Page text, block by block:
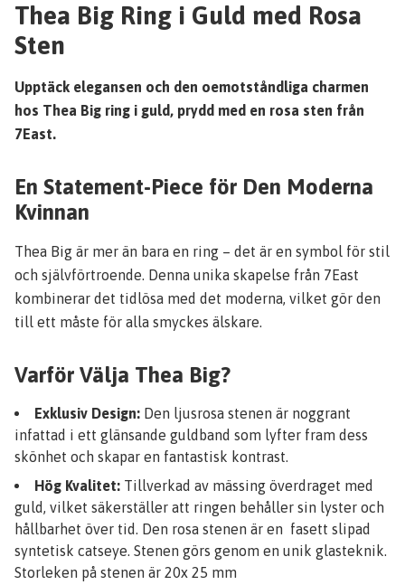
Thea Big Ring i Guld med Rosa
Sten
Upptäck elegansen och den oemotståndliga charmen
hos Thea Big ring i guld, prydd med en rosa sten från
7East.
En Statement-Piece för Den Moderna
Kvinnan
Thea Big är mer än bara en ring – det är en symbol för stil
och självförtroende. Denna unika skapelse från 7East
kombinerar det tidlösa med det moderna, vilket gör den
till ett måste för alla smyckes älskare.
Varför Välja Thea Big?
Exklusiv Design: Den ljusrosa stenen är noggrant
infattad i ett glänsande guldband som lyfter fram dess
skönhet och skapar en fantastisk kontrast.
Hög Kvalitet: Tillverkad av mässing överdraget med
guld, vilket säkerställer att ringen behåller sin lyster och
hållbarhet över tid. Den rosa stenen är en fasett slipad
syntetisk catseye. Stenen görs genom en unik glasteknik.
Storleken på stenen är 20x 25 mm